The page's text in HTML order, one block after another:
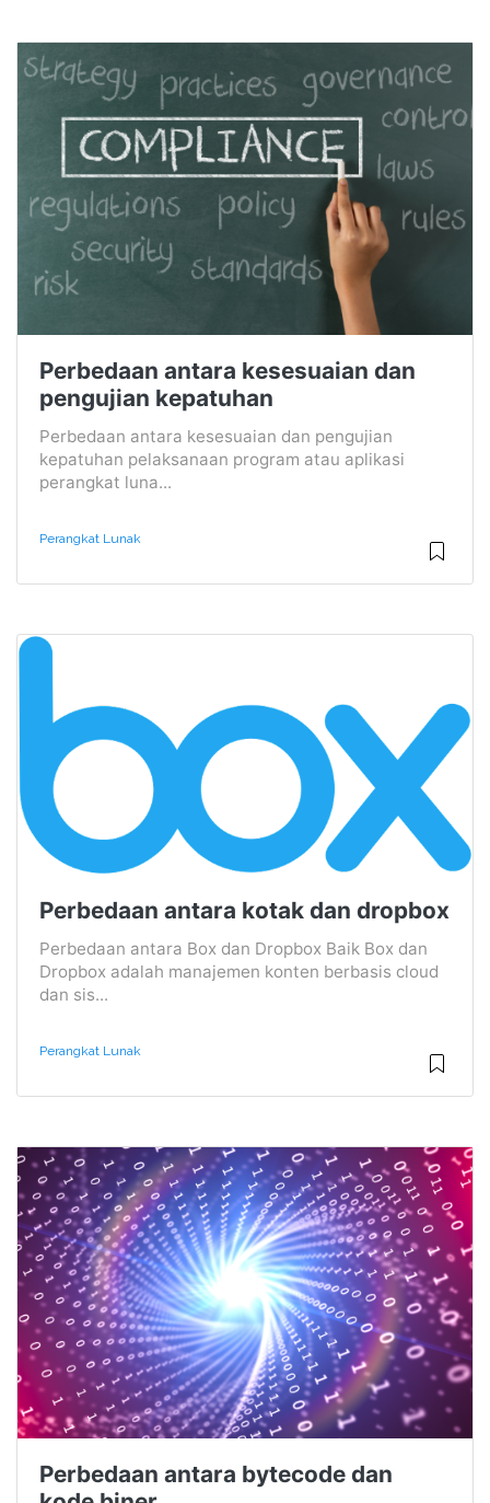
Perbedaan antara kesesuaian dan
pengujian kepatuhan
Perbedaan antara kesesuaian dan pengujian
kepatuhan pelaksanaan program atau aplikasi
perangkat luna...
Perangkat Lunak
Perbedaan antara kotak dan dropbox
Perbedaan antara Box dan Dropbox Baik Box dan
Dropbox adalah manajemen konten berbasis cloud
dan sis...
Perangkat Lunak
Perbedaan antara bytecode dan